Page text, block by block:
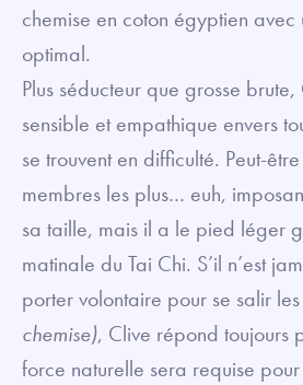
chemise en coton égyptien
optimal.
Plus séducteur que grosse
sensible et empathique envers
se trouvent en difficulté. Peut-
membres les plus… euh,
sa taille, mais il a le pied léger
matinale du Tai Chi. S’il n’est
porter volontaire pour se salir
chemise), Clive répond toujours
force naturelle sera requise